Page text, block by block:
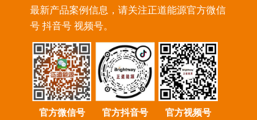
最新产品案例信息，请关注正道能源官方微信
号 抖音号 视频号。
官方微信号 官方抖音号 官方视频号